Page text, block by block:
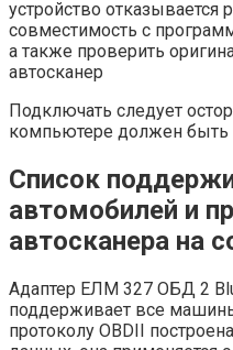
устройство отказывается
совместимость с
а также проверить
автосканер
Подключать следует
компьютере должен быть
Список
автомобилей и
автосканера на
Адаптер ЕЛМ 327 ОБД 2
поддерживает все
протоколу OBDII